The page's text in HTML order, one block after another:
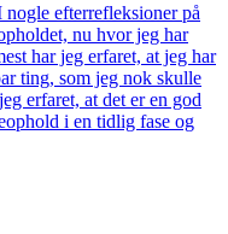
efterrefleksioner på
nu hvor jeg har
har jeg erfaret, at jeg har
ting, som jeg nok skulle
erfaret, at det er en god
i en tidlig fase og